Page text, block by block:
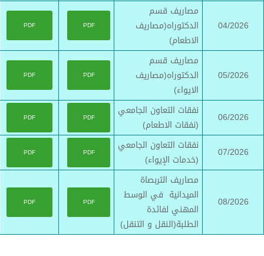
04/2026
مصاريف قسم
الدكتوراه(مصاريف
الاطعام)
PDF
PDF
05/2026
مصاريف قسم
الدكتوراه(مصاريف
الايواء)
PDF
PDF
06/2026
نفقات التعاون الجامعي
(نفقات الاطعام)
PDF
PDF
07/2026
نفقات التعاون الجامعي
(خدمات الإيواء)
PDF
PDF
08/2026
مصاريف التربصاة
الميدانية في الوسط
المهني لفائدة
الطلبة(النقل و التنقل)
PDF
PDF